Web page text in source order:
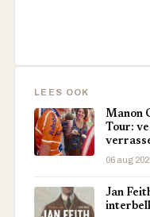
LEES OOK
Manon
Tour:
06 aug
Jan